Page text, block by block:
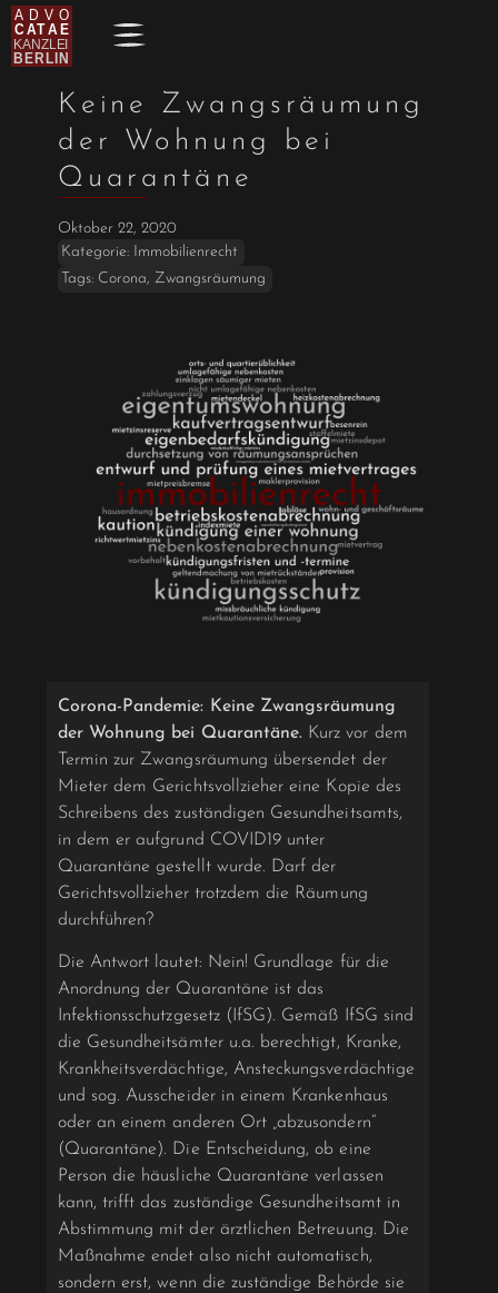
Keine Zwangsräumung
der Wohnung bei
Quarantäne
Oktober 22, 2020
Kategorie: Immobilienrecht
Tags: Corona, Zwangsräumung
Corona-Pandemie: Keine Zwangsräumung
der Wohnung bei Quarantäne. Kurz vor dem
Termin zur Zwangsräumung übersendet der
Mieter dem Gerichtsvollzieher eine Kopie des
Schreibens des zuständigen Gesundheitsamts,
in dem er aufgrund COVID­19 unter
Quarantäne gestellt wurde. Darf der
Gerichtsvollzieher trotzdem die Räumung
durch­führen?
Die Antwort lautet: Nein! Grundlage für die
Anordnung der Quarantäne ist das
Infektionsschutz­gesetz (IfSG). Gemäß IfSG sind
die Gesundheitsämter u.a. berechtigt, Kranke,
Krankheits­verdächtige, Ansteckungsverdächtige
und sog. Ausscheider in einem Krankenhaus
oder an einem anderen Ort „abzusondern“
(Quarantäne). Die Entscheidung, ob eine
Person die häus­liche Quarantäne verlassen
kann, trifft das zuständige Gesundheitsamt in
Abstimmung mit der ärztlichen Betreuung. Die
Maßnahme endet also nicht automatisch,
sondern erst, wenn die zuständige Behörde sie